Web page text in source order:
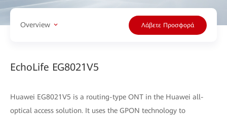
Overview Λάβετε Προσφορά
EchoLife EG8021V5
Huawei EG8021V5 is a routing-type ONT in the Huawei all-
optical access solution. It uses the GPON technology to